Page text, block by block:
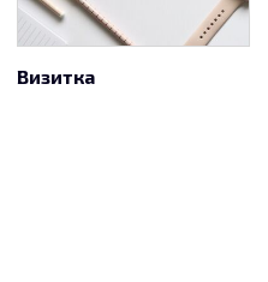
Визитка